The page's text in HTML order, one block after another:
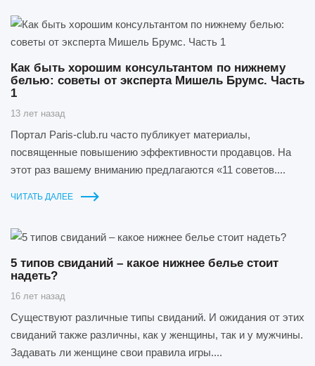
Как быть хорошим консультантом по нижнему
белью: советы от эксперта Мишель Брумс. Часть
1
13 лет назад
Портал Paris-club.ru часто публикует материалы,
посвященные повышению эффективности продавцов. На
этот раз вашему вниманию предлагаются «11 советов....
ЧИТАТЬ ДАЛЕЕ
5 типов свиданий – какое нижнее белье стоит
надеть?
16 лет назад
Существуют различные типы свиданий. И ожидания от этих
свиданий также различны, как у женщины, так и у мужчины.
Задавать ли женщине свои правила игры....